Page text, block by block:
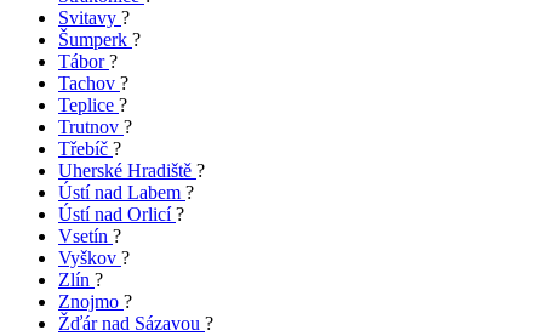
Svitavy ?
Šumperk ?
Tábor?
Tachov ?
Teplice ?
Trutnov ?
Třebíč ?
Uherské Hradiště ?
Ústí nad Labem ?
Ústí nad Orlicí?
Vsetín ?
Vyškov ?
Zlín ?
Znojmo ?
Žďár nad Sázavou ?